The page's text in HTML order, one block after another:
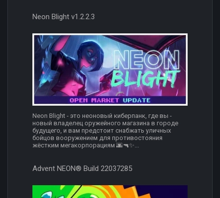
Neon Blight v1.2.2.3
Neon Blight - это неоновый киберпанк, где вы -
новый владелец оружейного магазина в городе
будущего, и вам предстоит снабжать уличных
бойцов вооружением для противостояния
жёстким мегакорпорациям 🌆🔫✨...
Advent NEON® Build 22037285